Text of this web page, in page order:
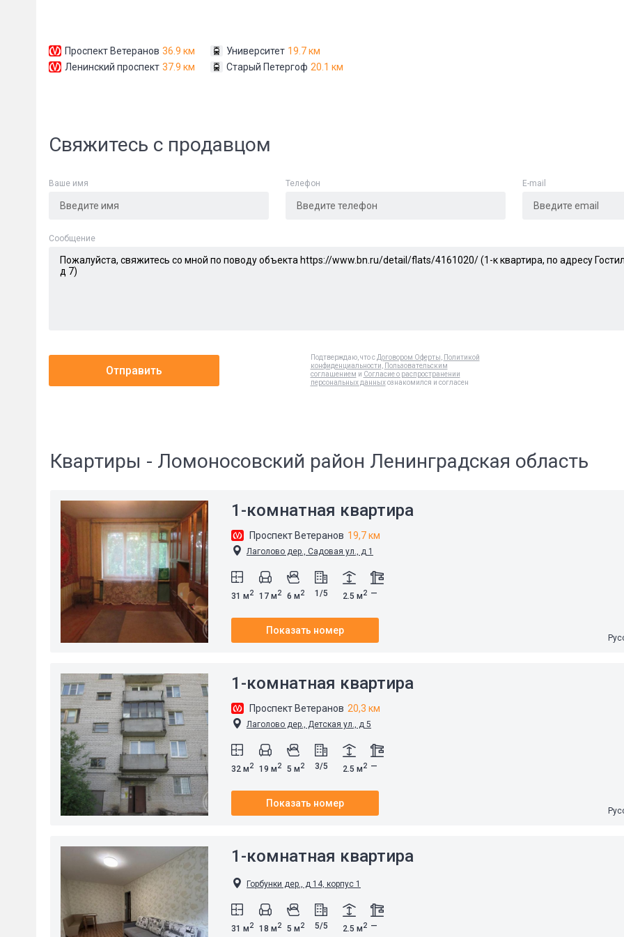
Проспект Ветеранов 36.9 км
Ленинский проспект 37.9 км
Университет 19.7 км
Старый Петергоф 20.1 км
Свяжитесь с продавцом
Ваше имя Телефон E-mail
Cообщение
Отправить
Подтверждаю, что с Договором Оферты
Политикой
конфиденциальности
Пользовательским
соглашением и Согласие о распространении
персональных данныхознакомился и согласен
Квартиры - Ломоносовский район Ленинградская область
1-комнатная квартира
Проспект Ветеранов 19,7 км
Лаголово дер., Садовая ул., д 1
31 м2 17 м2 6 м2 1/5 2.5 м2 —
Показать номер
1-комнатная квартира
Проспект Ветеранов 20,3 км
Лаголово дер., Детская ул., д 5
32 м2 19 м2 5 м2 3/5 2.5 м2 —
Показать номер
1-комнатная квартира
Горбунки дер., д 14, корпус 1
31 м2 18 м2 5 м2 5/5 2.5 м2 —